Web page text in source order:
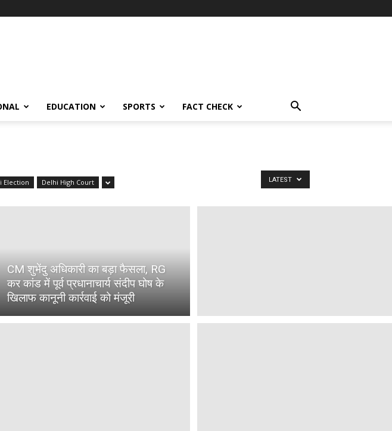
EDUCATION SPORTS FACT CHECK
Election Delhi High Court LATEST
CM शुभेंदु अधिकारी का बड़ा फैसला, RG
कर कांड में पूर्व प्रधानाचार्य संदीप घोष के
खिलाफ कानूनी कार्रवाई को मंजूरी